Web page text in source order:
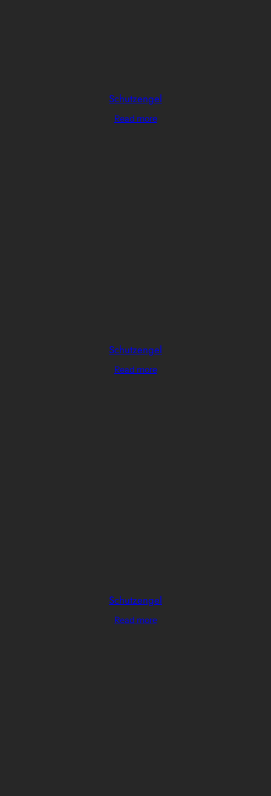
Schutzengel
Read more
Schutzengel
Read more
Schutzengel
Read more